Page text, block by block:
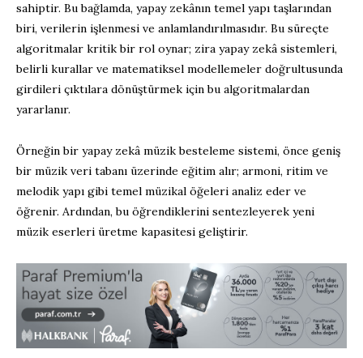
sahiptir. Bu bağlamda, yapay zekânın temel yapı taşlarından
biri, verilerin işlenmesi ve anlamlandırılmasıdır. Bu süreçte
algoritmalar kritik bir rol oynar; zira yapay zekâ sistemleri,
belirli kurallar ve matematiksel modellemeler doğrultusunda
girdileri çıktılara dönüştürmek için bu algoritmalardan
yararlanır.
Örneğin bir yapay zekâ müzik besteleme sistemi, önce geniş
bir müzik veri tabanı üzerinde eğitim alır; armoni, ritim ve
melodik yapı gibi temel müzikal öğeleri analiz eder ve
öğrenir. Ardından, bu öğrendiklerini sentezleyerek yeni
müzik eserleri üretme kapasitesi geliştirir.